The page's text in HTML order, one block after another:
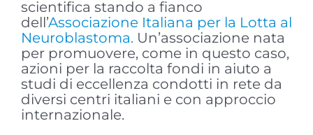
scientifica stando a fianco
dell’Associazione Italiana per la Lotta al
Neuroblastoma. Un’associazione nata
per promuovere, come in questo caso,
azioni per la raccolta fondi in aiuto a
studi di eccellenza condotti in rete da
diversi centri italiani e con approccio
internazionale.